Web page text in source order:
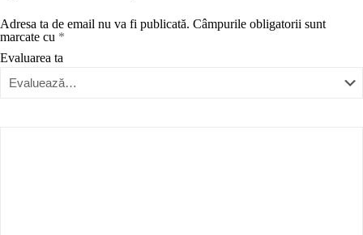
Adresa ta de email nu va fi publicată. Câmpurile obligatorii sunt
marcate cu *
Evaluarea ta